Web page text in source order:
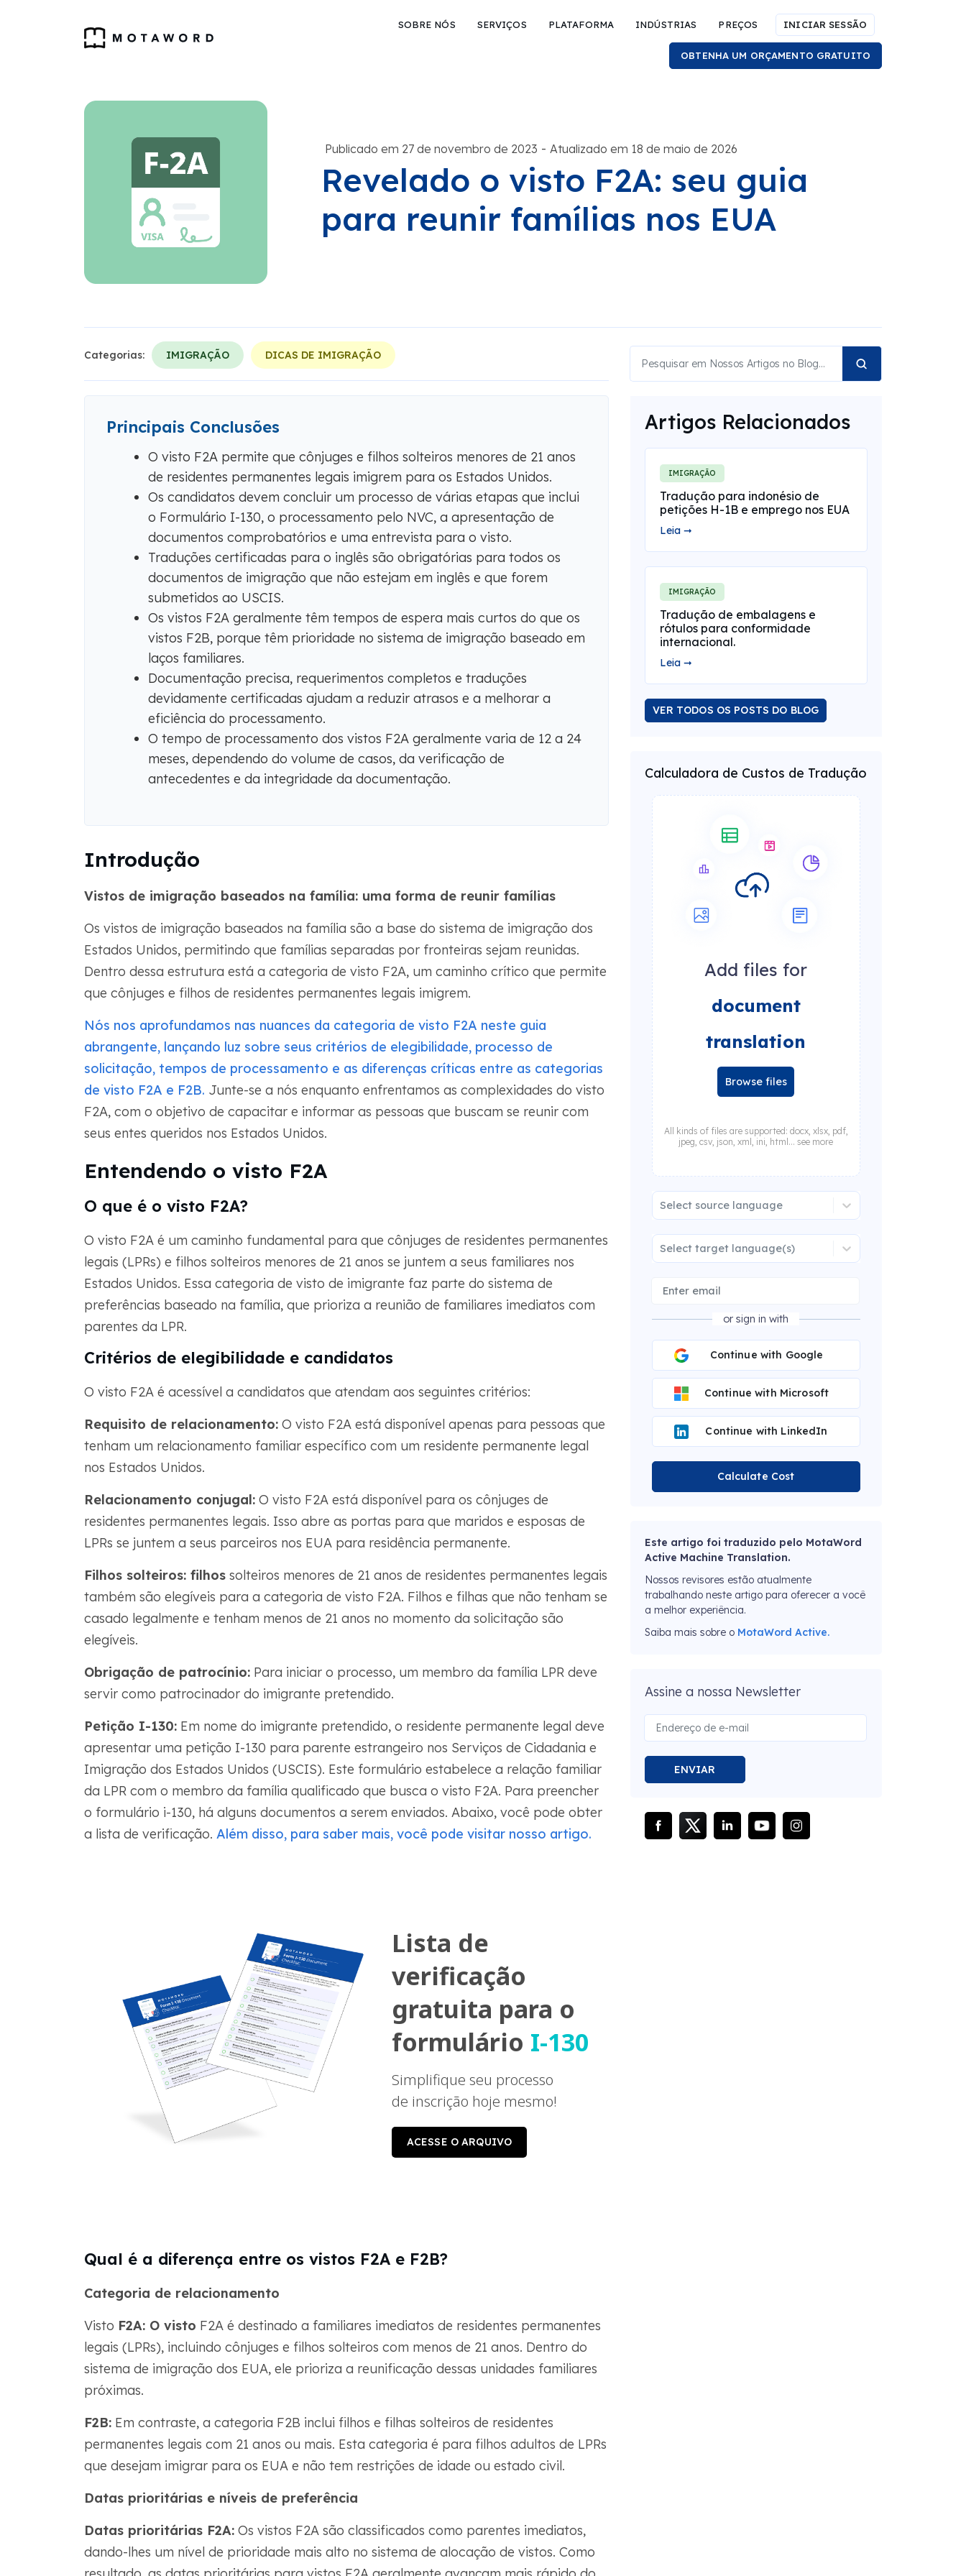
SOBRE NÓS SERVIÇOS PLATAFORMA INDÚSTRIAS PREÇOS INICIAR SESSÃO
OBTENHA UM ORÇAMENTO GRATUITO
Publicado em 27 de novembro de 2023 - Atualizado em 18 de maio de 2026
Revelado o visto F2A: seu guia
para reunir famílias nos EUA
Categorias: IMIGRAÇÃO DICAS DE IMIGRAÇÃO
Principais Conclusões
O visto F2A permite que cônjuges e filhos solteiros menores de 21 anos
de residentes permanentes legais imigrem para os Estados Unidos.
Os candidatos devem concluir um processo de várias etapas que inclui
o Formulário I-130, o processamento pelo NVC, a apresentação de
documentos comprobatórios e uma entrevista para o visto.
Traduções certificadas para o inglês são obrigatórias para todos os
documentos de imigração que não estejam em inglês e que forem
submetidos ao USCIS.
Os vistos F2A geralmente têm tempos de espera mais curtos do que os
vistos F2B, porque têm prioridade no sistema de imigração baseado em
laços familiares.
Documentação precisa, requerimentos completos e traduções
devidamente certificadas ajudam a reduzir atrasos e a melhorar a
eficiência do processamento.
O tempo de processamento dos vistos F2A geralmente varia de 12 a 24
meses, dependendo do volume de casos, da verificação de
antecedentes e da integridade da documentação.
Introdução
Vistos de imigração baseados na família: uma forma de reunir famílias
Os vistos de imigração baseados na família são a base do sistema de imigração dos
Estados Unidos, permitindo que famílias separadas por fronteiras sejam reunidas.
Dentro dessa estrutura está a categoria de visto F2A, um caminho crítico que permite
que cônjuges e filhos de residentes permanentes legais imigrem.
Nós nos aprofundamos nas nuances da categoria de visto F2A neste guia
abrangente, lançando luz sobre seus critérios de elegibilidade, processo de
solicitação, tempos de processamento e as diferenças críticas entre as categorias
de visto F2A e F2B. Junte-se a nós enquanto enfrentamos as complexidades do visto
F2A, com o objetivo de capacitar e informar as pessoas que buscam se reunir com
seus entes queridos nos Estados Unidos.
Entendendo o visto F2A
O que é o visto F2A?
O visto F2A é um caminho fundamental para que cônjuges de residentes permanentes
legais (LPRs) e filhos solteiros menores de 21 anos se juntem a seus familiares nos
Estados Unidos. Essa categoria de visto de imigrante faz parte do sistema de
preferências baseado na família, que prioriza a reunião de familiares imediatos com
parentes da LPR.
Critérios de elegibilidade e candidatos
O visto F2A é acessível a candidatos que atendam aos seguintes critérios:
Requisito de relacionamento:O visto F2A está disponível apenas para pessoas que
tenham um relacionamento familiar específico com um residente permanente legal
nos Estados Unidos.
Relacionamento conjugal:O visto F2A está disponível para os cônjuges de
residentes permanentes legais. Isso abre as portas para que maridos e esposas de
LPRs se juntem a seus parceiros nos EUA para residência permanente.
Filhos solteiros: filhossolteiros menores de 21 anos de residentes permanentes legais
também são elegíveis para a categoria de visto F2A. Filhos e filhas que não tenham se
casado legalmente e tenham menos de 21 anos no momento da solicitação são
elegíveis.
Obrigação de patrocínio:Para iniciar o processo, um membro da família LPR deve
servir como patrocinador do imigrante pretendido.
Petição I-130:Em nome do imigrante pretendido, o residente permanente legal deve
apresentar uma petição I-130 para parente estrangeiro nos Serviços de Cidadania e
Imigração dos Estados Unidos (USCIS). Este formulário estabelece a relação familiar
da LPR com o membro da família qualificado que busca o visto F2A. Para preencher
o formulário i-130, há alguns documentos a serem enviados. Abaixo, você pode obter
a lista de verificação. Além disso, para saber mais, você pode visitar nosso artigo.
Lista de
verificação
gratuita para o
formulário I-130
Simplifique seu processo
de inscrição hoje mesmo!
ACESSE O ARQUIVO
Qual é a diferença entre os vistos F2A e F2B?
Categoria de relacionamento
Visto F2A: O visto F2A é destinado a familiares imediatos de residentes permanentes
legais (LPRs), incluindo cônjuges e filhos solteiros com menos de 21 anos. Dentro do
sistema de imigração dos EUA, ele prioriza a reunificação dessas unidades familiares
próximas.
F2B:Em contraste, a categoria F2B inclui filhos e filhas solteiros de residentes
permanentes legais com 21 anos ou mais. Esta categoria é para filhos adultos de LPRs
que desejam imigrar para os EUA e não tem restrições de idade ou estado civil.
Datas prioritárias e níveis de preferência
Datas prioritárias F2A:Os vistos F2A são classificados como parentes imediatos,
dando-lhes um nível de prioridade mais alto no sistema de alocação de vistos. Como
Artigos Relacionados
IMIGRAÇÃO
Tradução para indonésio de
petições H-1B e emprego nos EUA
Leia ➞
IMIGRAÇÃO
Tradução de embalagens e
rótulos para conformidade
internacional.
Leia ➞
VER TODOS OS POSTS DO BLOG
Calculadora de Custos de Tradução
Add files for
document
translation
Browse files
All kinds of files are supported: docx, xlsx, pdf,
jpeg, csv, json, xml, ini, html... see more
Select source language
Select target language(s)
or sign in with
Continue with Google
Continue with Microsoft
Continue with LinkedIn
Calculate Cost
Este artigo foi traduzido pelo MotaWord
Active Machine Translation.
Nossos revisores estão atualmente
trabalhando neste artigo para oferecer a você
a melhor experiência.
Saiba mais sobre o MotaWord Active.
Assine a nossa Newsletter
ENVIAR